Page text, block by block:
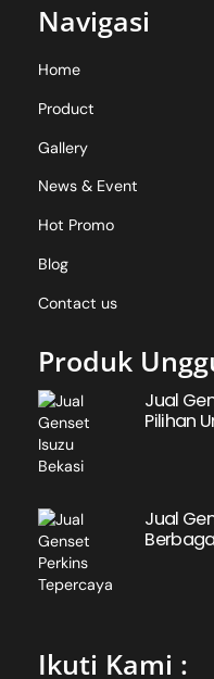
Navigasi
Home
Product
Gallery
News & Event
Hot Promo
Blog
Contact us
Produk
Jual
Pilihan
Jual
Ikuti Kami :